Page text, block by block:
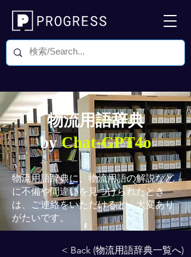
物流用語辞典
byChat-GPT4o
物流用語辞典に、物流用語の解説など
に不備や間違いを見つけられたとき
は、ご連絡をいただけると、大変あり
がたいです。
< Back (物流用語辞典一覧へ)